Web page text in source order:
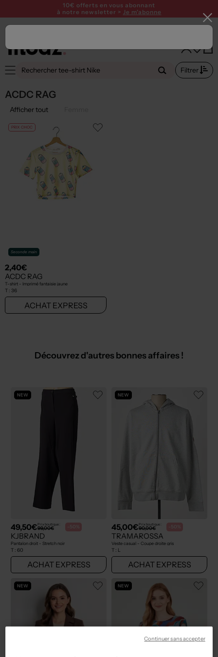
SUMMER26
10€ offerts en vous abonnant
Filtrer
ACDC RAG
Afficher tout
PRIX CHOC
Seconde main
2,40€
ACDC RAG
T-shirt - Imprimé fantaisie jaune
T : 36
ACHAT EXPRESS
Découvrez d'autres bonnes affaires !
NEW
49,50€Prix boutique :
99,00€ -50%
KJBRAND
Pantalon droit - Stretch noir
T : 60
ACHAT EXPRESS
NEW
45,00€Prix boutique :
90,00€ -50%
TRAMAROSSA
Veste casual - Coupe droite gris
T : L
ACHAT EXPRESS
NEW NEW
Continuer sans accepter